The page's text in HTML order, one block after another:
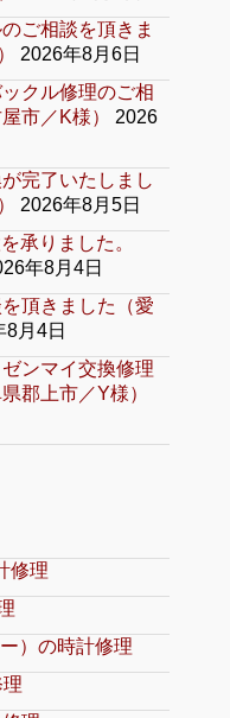
ご相談を頂きま
2026年8月6日
クル修理のご相
市／K様）
2026
完了いたしまし
2026年8月5日
承りました。
年8月4日
頂きました（愛
8月4日
ンマイ交換修理
郡上市／Y様）
修理
）の時計修理